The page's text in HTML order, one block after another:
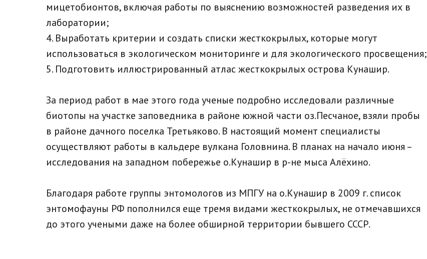
мицетобионтов, включая работы по выяснению возможностей разведения их в
лаборатории;
4. Выработать критерии и создать списки жесткокрылых, которые могут
использоваться в экологическом мониторинге и для экологического просвещения;
5. Подготовить иллюстрированный атлас жесткокрылых острова Кунашир.
За период работ в мае этого года ученые подробно исследовали различные
биотопы на участке заповедника в районе южной части оз.Песчаное, взяли пробы
в районе дачного поселка Третьяково. В настоящий момент специалисты
осуществляют работы в кальдере вулкана Головнина. В планах на начало июня –
исследования на западном побережье о.Кунашир в р-не мыса Алёхино.
Благодаря работе группы энтомологов из МПГУ на о.Кунашир в 2009 г. список
энтомофауны РФ пополнился еще тремя видами жесткокрылых, не отмечавшихся
до этого учеными даже на более обширной территории бывшего СССР.